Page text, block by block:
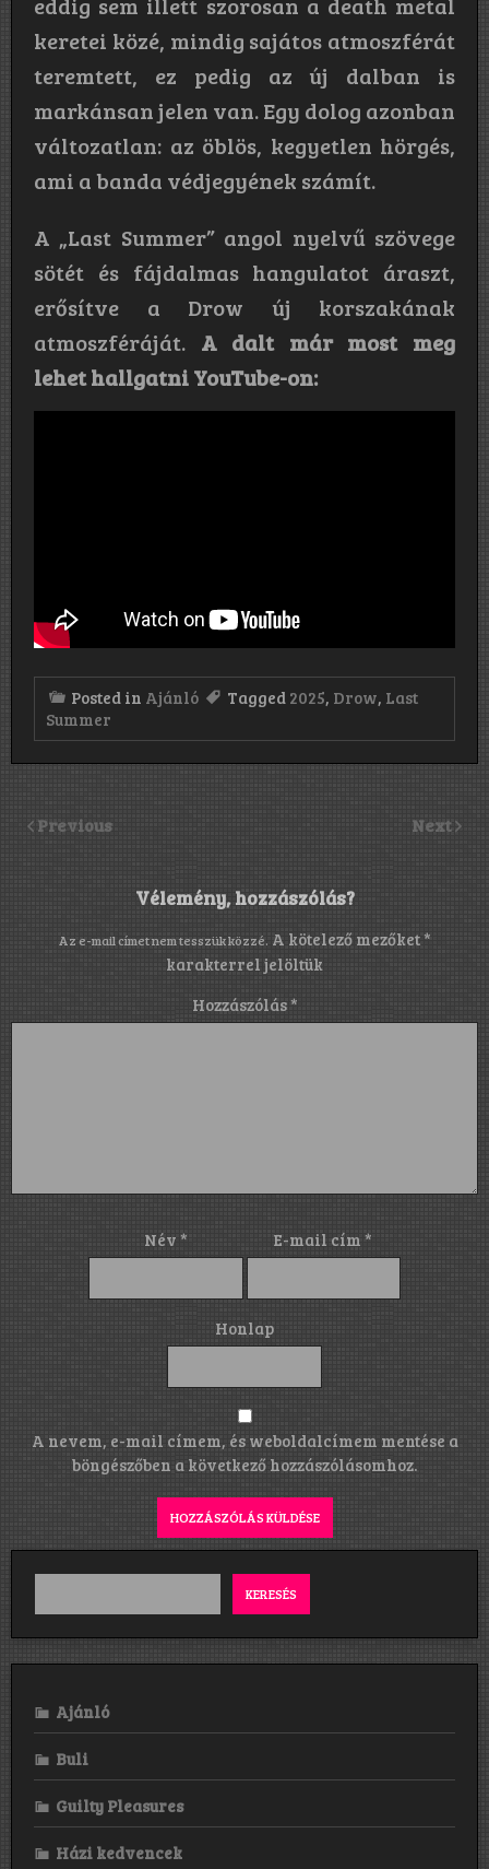
keretei közé, mindig sajátos atmoszférát
teremtett, ez pedig az új dalban is
markánsan jelen van. Egy dolog azonban
változatlan: az öblös, kegyetlen hörgés,
ami a banda védjegyének számít.
A „Last Summer” angol nyelvű szövege
sötét és fájdalmas hangulatot áraszt,
erősítve a Drow új korszakának
atmoszféráját. A dalt már most meg
lehet hallgatni YouTube-on:
Posted in Ajánló Tagged 2025, Drow, Last
Summer
Previous Next
Vélemény, hozzászólás?
Az e-mail címet nem tesszük közzé. A kötelező mezőket *
karakterrel jelöltük
Hozzászólás*
Név * E-mail cím*
Honlap
A nevem, e-mail címem, és weboldalcímem mentése a
böngészőben a következő hozzászólásomhoz.
KERESÉS
Ajánló
Buli
Guilty Pleasures
Házi kedvencek